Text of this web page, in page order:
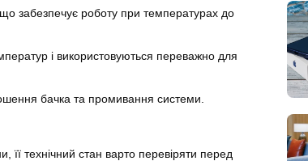
забезпечує роботу при температурах до
і використовуються переважно для
бачка та промивання системи.
її технічний стан варто перевіряти перед